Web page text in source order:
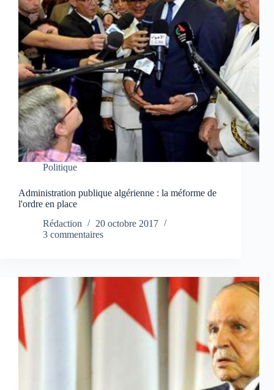
Politique
Administration publique algérienne : la méforme de
l'ordre en place
Rédaction
20 octobre 2017
3 commentaires